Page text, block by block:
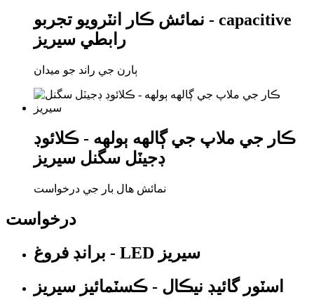
نمائش ڪار انٽرويو تجربو - capacitive
رابطي سيريز
ٻارن جي راند جو ميدان
ڪار جي ملاپ جي ڳالهه ٻولهه - ڪلائوڊ
ڊجيٽل سگنل سيريز
نمائش هال بار جي درخواست
درخواست
برانڊ فروغ - LED سيريز
اسٽور گائيڊ نيڪال - ڪسٽمائيز سيريز